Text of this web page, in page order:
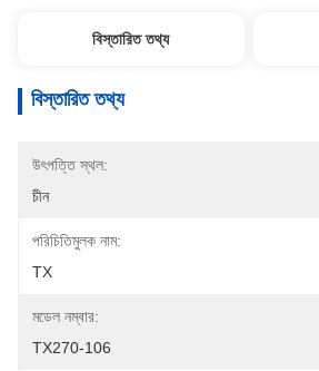
বিস্তারিত তথ্য
বিস্তারিত তথ্য
উৎপত্তি স্থল:
চীন
পরিচিতিমুলক নাম:
TX
মডেল নম্বার:
TX270-106